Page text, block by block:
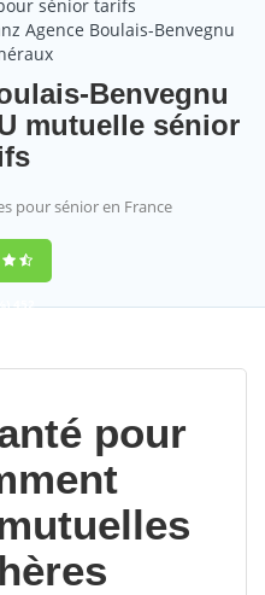
sénior tarifs
Agence Boulais-Benvegnu
Benvegnu
mutuelle sénior
pour sénior en France
452
pour